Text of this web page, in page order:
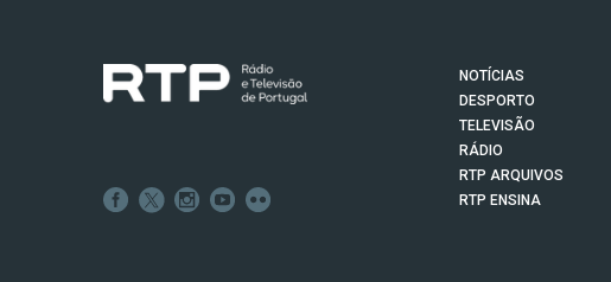
NOTÍCIAS
DESPORTO
TELEVISÃO
RÁDIO
RTP ARQUIVOS
RTP ENSINA